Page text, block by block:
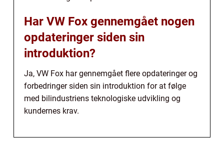
Har VW Fox gennemgået nogen
opdateringer siden sin
introduktion?
Ja, VW Fox har gennemgået flere opdateringer og
forbedringer siden sin introduktion for at følge
med bilindustriens teknologiske udvikling og
kundernes krav.